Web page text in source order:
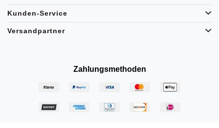
Kunden-Service
Versandpartner
Zahlungsmethoden